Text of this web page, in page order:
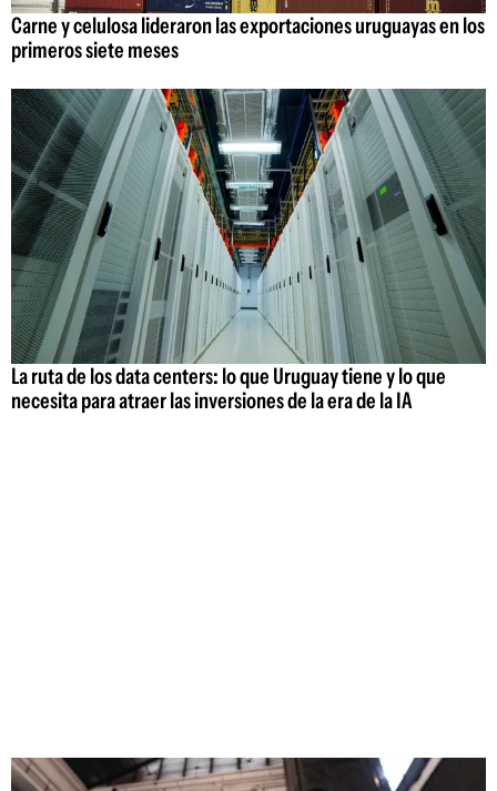
Carne y celulosa lideraron las exportaciones uruguayas en los
primeros siete meses
La ruta de los data centers: lo que Uruguay tiene y lo que
necesita para atraer las inversiones de la era de la IA